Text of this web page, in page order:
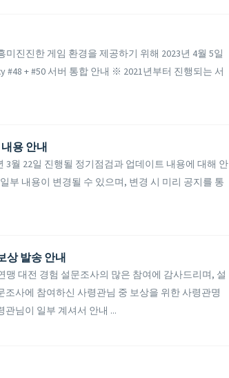
진진한 게임 환경을 제공하기 위해 2023년 4월 5일
+ #50 서버 통합 안내 ※ 2021년부터 진행되는 서
용 안내
월 22일 진행될 정기점검과 업데이트 내용에 대해 안
부 내용이 변경될 수 있으며, 변경 시 미리 공지를 통
상 발송 안내
대전 경험 설문조사의 많은 참여에 감사드리며, 설
사에 참여하신 사령관님 중 보상을 위한 사령관명
님이 일부 계셔서 안내 ...